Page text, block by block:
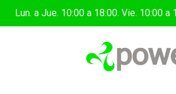
Lun. a Jue. 10:00 a 18:00. Vie. 10:00